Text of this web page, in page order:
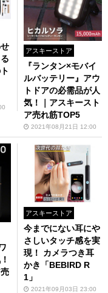
アスキーストア
『ランタン×モバイ
ルバッテリー』アウ
トドアの必需品が人
気！｜アスキースト
ア売れ筋TOP5
2021年08月21日 12:00
アスキーストア
今までにない耳にや
さしいタッチ感を実
現！ カメラつき耳
かき「BEBIRD R
1」
2021年09月03日 23:00